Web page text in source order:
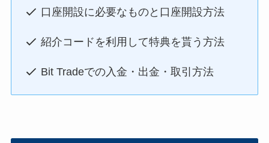
口座開設に必要なものと口座開設方法
紹介コードを利用して特典を貰う方法
Bit Tradeでの入金・出金・取引方法